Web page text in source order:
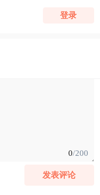
登录
0/200
发表评论